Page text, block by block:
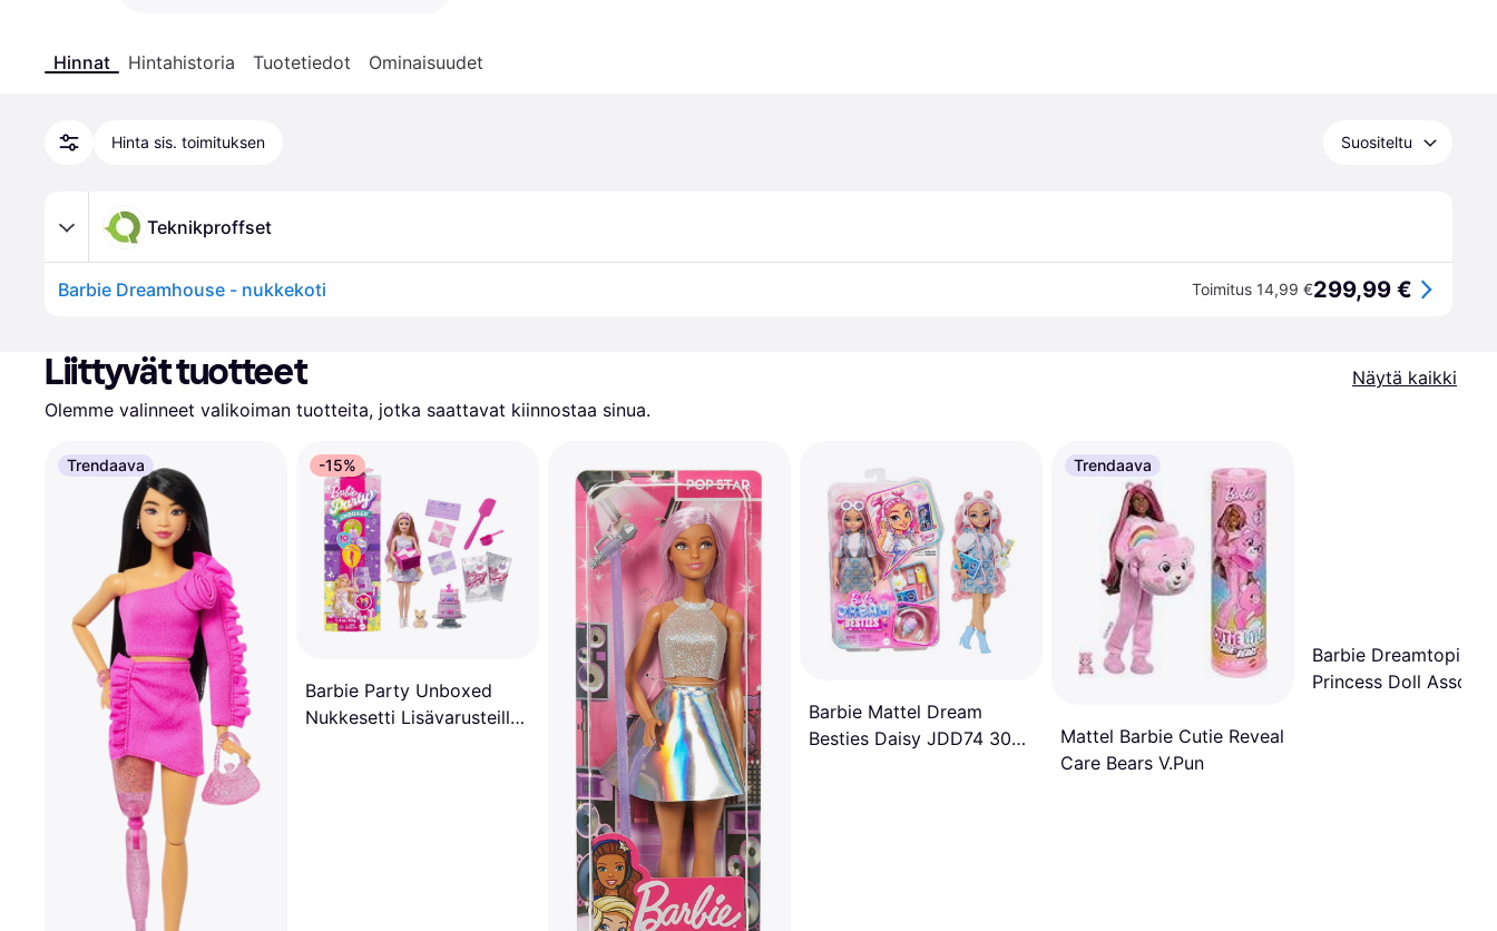
Hinnat Hintahistoria Tuotetiedot Ominaisuudet
Hinta sis. toimituksen Suositeltu
Teknikproffset
Barbie Dreamhouse - nukkekoti Toimitus 14,99 €299,99 €
Liittyvät tuotteet
Näytä kaikki
Olemme valinneet valikoiman tuotteita, jotka saattavat kiinnostaa sinua.
Trendaava -15%
Barbie Party Unboxed
Nukkesetti Lisävarusteilla
Barbie Mattel Dream
Besties Daisy JDD74 30
Trendaava
Mattel Barbie Cutie Reveal
Care Bears V.Pun
Barbie Dreamtopia
Princess Doll